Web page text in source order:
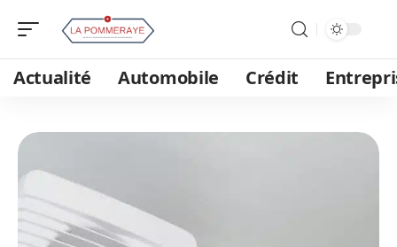
Actualité Automobile Crédit